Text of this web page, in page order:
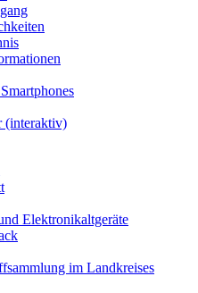
(interaktiv)
Elektronikaltgeräte
im Landkreises